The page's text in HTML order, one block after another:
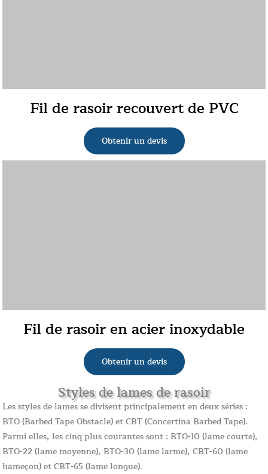
Fil de rasoir recouvert de PVC
Obtenir un devis
Fil de rasoir en acier inoxydable
Obtenir un devis
Styles de lames de rasoir
Les styles de lames se divisent principalement en deux séries :
BTO (Barbed Tape Obstacle) et CBT (Concertina Barbed Tape).
Parmi elles, les cinq plus courantes sont : BTO-10 (lame courte),
BTO-22 (lame moyenne), BTO-30 (lame larme), CBT-60 (lame
hameçon) et CBT-65 (lame longue).